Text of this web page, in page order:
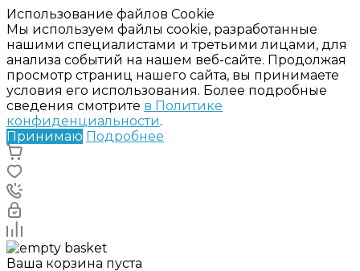
Использование файлов Cookie
Мы используем файлы cookie, разработанные
нашими специалистами и третьими лицами, для
анализа событий на нашем веб-сайте. Продолжая
просмотр страниц нашего сайта, вы принимаете
условия его использования. Более подробные
сведения смотрите в Политике
конфиденциальности.
Принимаю Подробнее
Ваша корзина пуста